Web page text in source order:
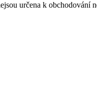
určena k obchodování